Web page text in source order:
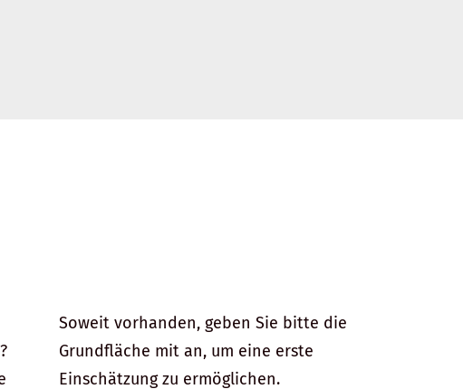
Soweit vorhanden, geben Sie bitte die
Grundfläche mit an, um eine erste
Einschätzung zu ermöglichen.